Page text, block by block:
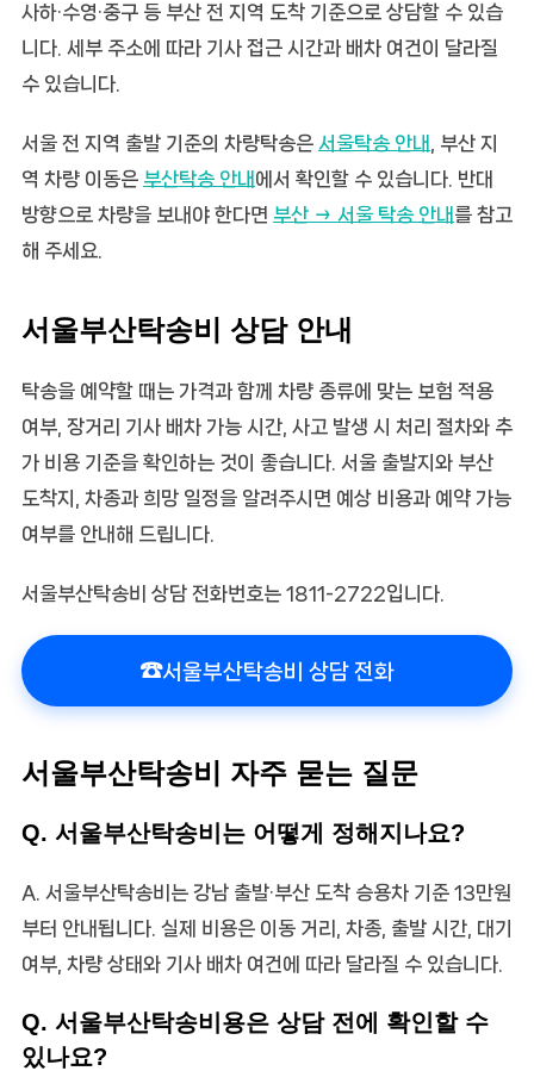
사하·수영·중구 등 부산 전 지역 도착 기준으로 상담할 수 있습
니다. 세부 주소에 따라 기사 접근 시간과 배차 여건이 달라질
수 있습니다.
서울 전 지역 출발 기준의 차량탁송은 서울탁송 안내
, 부산 지
역 차량 이동은 부산탁송 안내 에서 확인할 수 있습니다. 반대
방향으로 차량을 보내야 한다면 부산 → 서울 탁송 안내 를 참고
해 주세요.
서울부산탁송비 상담 안내
탁송을 예약할 때는 가격과 함께 차량 종류에 맞는 보험 적용
여부, 장거리 기사 배차 가능 시간, 사고 발생 시 처리 절차와 추
가 비용 기준을 확인하는 것이 좋습니다. 서울 출발지와 부산
도착지, 차종과 희망 일정을 알려주시면 예상 비용과 예약 가능
여부를 안내해 드립니다.
서울부산탁송비 상담 전화번호는 1811-2722입니다.
☎서울부산탁송비 상담 전화
서울부산탁송비 자주 묻는 질문
Q. 서울부산탁송비는 어떻게 정해지나요?
A. 서울부산탁송비는 강남 출발·부산 도착 승용차 기준 13만원
부터 안내됩니다. 실제 비용은 이동 거리, 차종, 출발 시간, 대기
여부, 차량 상태와 기사 배차 여건에 따라 달라질 수 있습니다.
Q. 서울부산탁송비용은 상담 전에 확인할 수
있나요?